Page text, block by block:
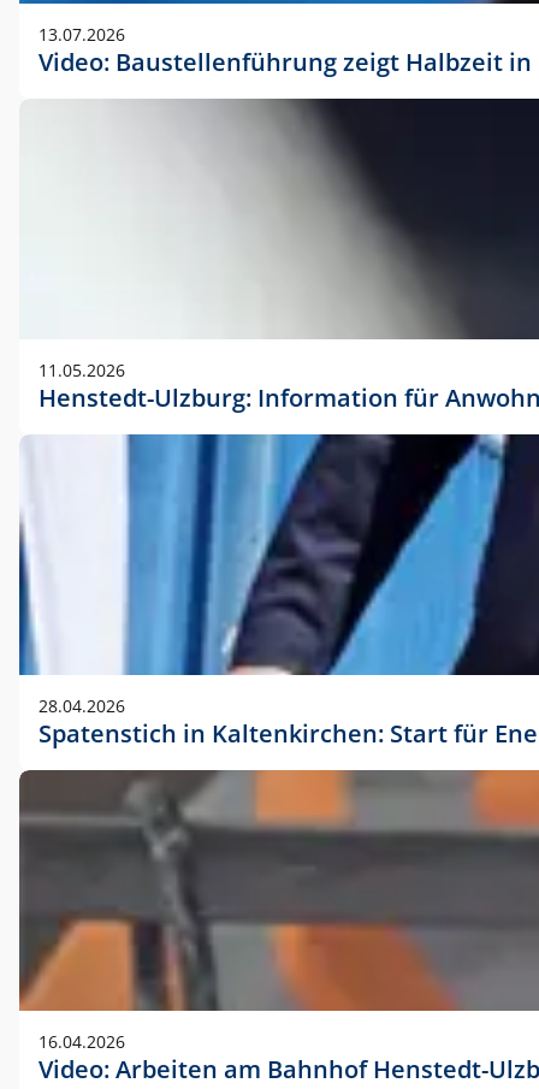
13.07.2026
Video: Baustellenführung zeigt Halbzeit
11.05.2026
Henstedt-Ulzburg: Information für
28.04.2026
Spatenstich in Kaltenkirchen: Start für
16.04.2026
Video: Arbeiten am Bahnhof Henstedt-